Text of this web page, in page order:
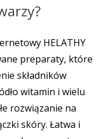
HELATHY
preparaty, które
składników
witamin i wielu
rozwiązanie na
skóry. Łatwa i